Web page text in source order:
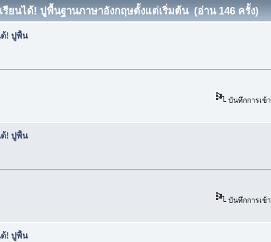
ยนได้! ปูพื้นฐานภาษาอังกฤษตั้งแต่เริ่มต้น (อ่าน 146 ครั้ง)
ด้! ปูพื้น
บันทึกการเข้า
ด้! ปูพื้น
บันทึกการเข้า
ด้! ปูพื้น